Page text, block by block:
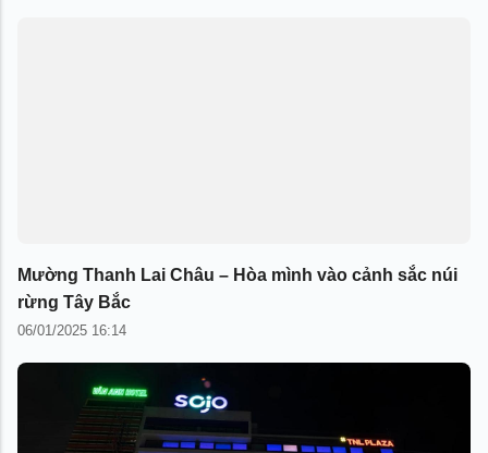
Mường Thanh Lai Châu – Hòa mình vào cảnh sắc núi
rừng Tây Bắc
06/01/2025 16:14